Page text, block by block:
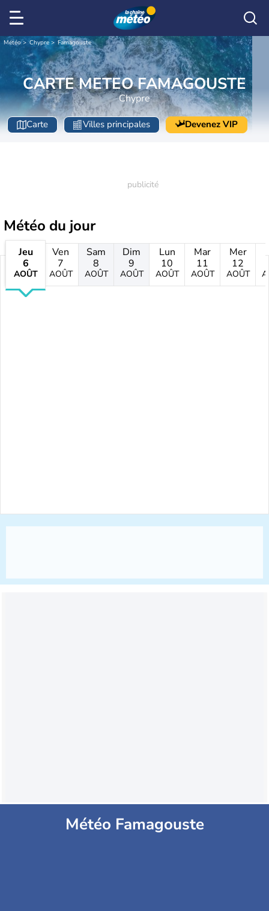
Météo Chypre Famagouste
CARTE METEO FAMAGOUSTE
Chypre
Carte Villes principales Devenez VIP
Météo du jour
Jeu
6
AOÛT
Ven
7
AOÛT
Sam
8
AOÛT
Dim
9
AOÛT
Lun
10
AOÛT
Mar
11
AOÛT
Mer
12
AOÛT
Météo Famagouste